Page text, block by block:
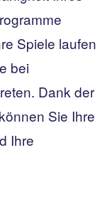
Spiele laufen
bei
Dank der
Sie Ihre
Ihre